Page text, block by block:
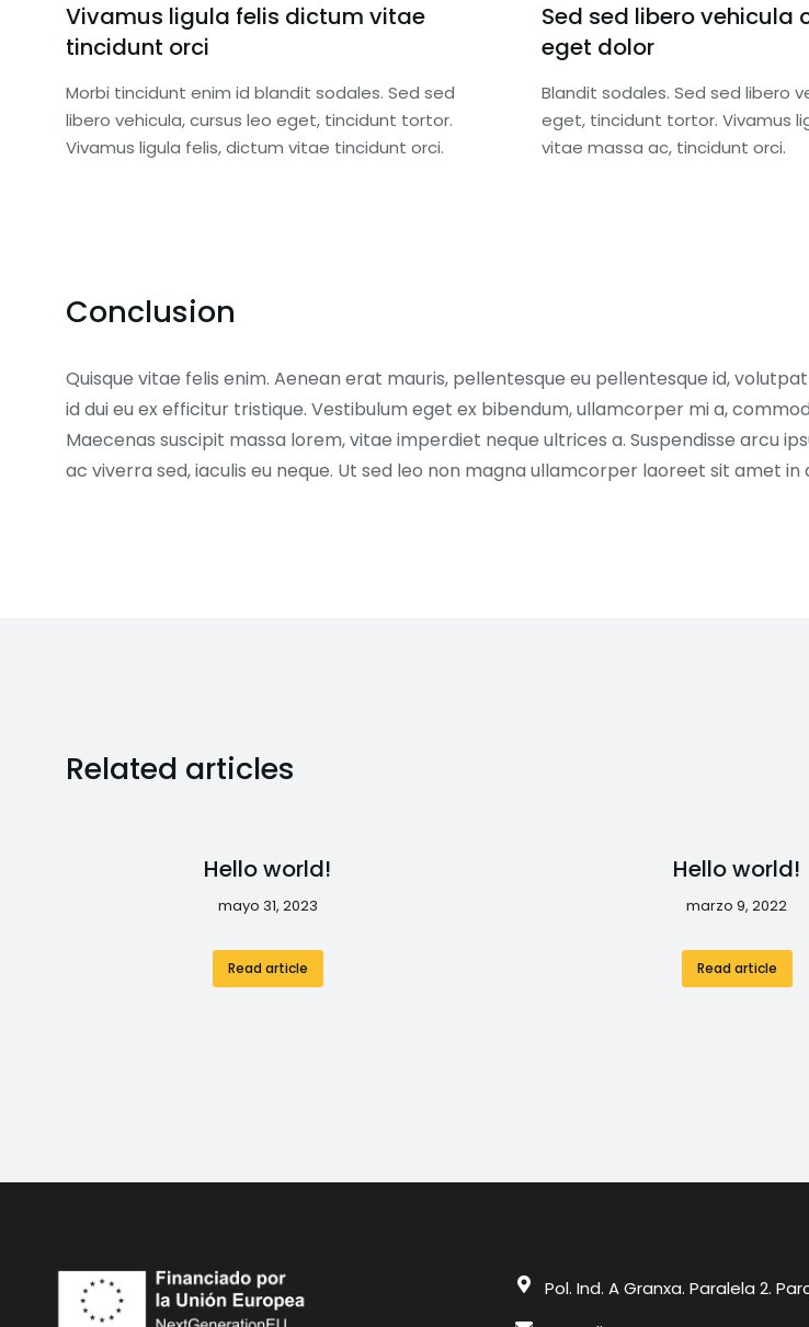
Vivamus ligula felis dictum vitae
tincidunt orci
Morbi tincidunt enim id blandit sodales. Sed sed
libero vehicula, cursus leo eget, tincidunt tortor.
Vivamus ligula felis, dictum vitae tincidunt orci.
Sed sed libero vehicula
eget dolor
Blandit sodales. Sed sed libero
eget, tincidunt tortor. Vivamus
vitae massa ac, tincidunt orci.
Conclusion
Quisque vitae felis enim. Aenean erat mauris, pellentesque eu pellentesque id, volutpat
id dui eu ex efficitur tristique. Vestibulum eget ex bibendum, ullamcorper mi a,
Maecenas suscipit massa lorem, vitae imperdiet neque ultrices a. Suspendisse arcu
ac viverra sed, iaculis eu neque. Ut sed leo non magna ullamcorper laoreet sit amet
Related articles
Hello world!
mayo 31, 2023
Read article
Hello world!
marzo 9, 2022
Read article
Pol. Ind. A Granxa. Paralela 2.